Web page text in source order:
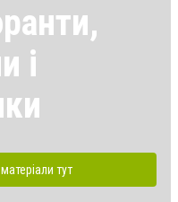
і
матеріали тут